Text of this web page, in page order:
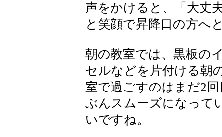
声をかけると、「大丈
と笑顔で昇降口の方へ
朝の教室では、黒板の
セルなどを片付ける朝
室で過ごすのはまだ2
ぶんスムーズになって
いですね。